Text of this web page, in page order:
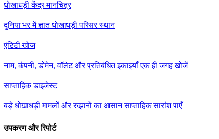
धोखाधड़ी केंद्र मानचित्र
दुनिया भर में ज्ञात धोखाधड़ी परिसर स्थान
एंटिटी खोज
नाम, कंपनी, डोमेन, वॉलेट और प्रतिबंधित इकाइयाँ एक ही जगह खोजें
साप्ताहिक डाइजेस्ट
बड़े धोखाधड़ी मामलों और रुझानों का आसान साप्ताहिक सारांश पाएँ
उपकरण और रिपोर्ट